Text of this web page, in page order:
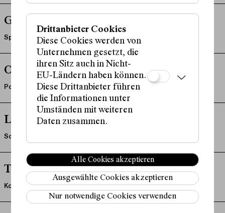
Godehard Giese
Sprecher:in
Olga Grjasnowa
Podium
Leonard Grobien
Schauspiel
Teresa Grosser
Kostüme
Drittanbieter Cookies
Diese Cookies werden von
Unternehmen gesetzt, die
ihren Sitz auch in Nicht-
EU-Ländern haben können.
Diese Drittanbieter führen
die Informationen unter
Umständen mit weiteren
Daten zusammen.
Alle Cookies akzeptieren
Ausgewählte Cookies akzeptieren
Nur notwendige Cookies verwenden